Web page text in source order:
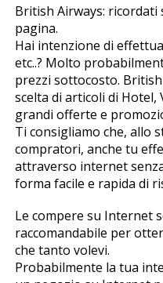
British Airways:
pagina.
Hai intenzione di
etc..? Molto
prezzi sottocosto.
scelta di articoli di Hotel,
grandi offerte e
Ti consigliamo che, allo
compratori, anche tu
attraverso internet
forma facile e rapida di
Le compere su Internet
raccomandabile per
che tanto volevi.
Probabilmente la tua